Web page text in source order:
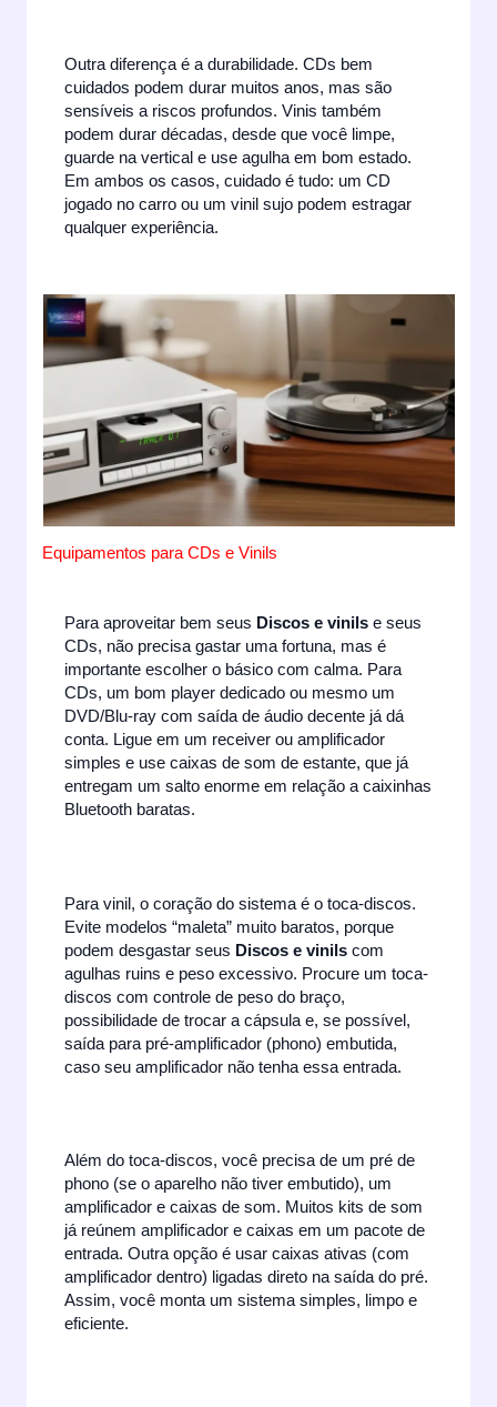
Outra diferença é a durabilidade. CDs bem
cuidados podem durar muitos anos, mas são
sensíveis a riscos profundos. Vinis também
podem durar décadas, desde que você limpe,
guarde na vertical e use agulha em bom estado.
Em ambos os casos, cuidado é tudo: um CD
jogado no carro ou um vinil sujo podem estragar
qualquer experiência.
Equipamentos para CDs e Vinils
Para aproveitar bem seus Discos e vinils e seus
CDs, não precisa gastar uma fortuna, mas é
importante escolher o básico com calma. Para
CDs, um bom player dedicado ou mesmo um
DVD/Blu-ray com saída de áudio decente já dá
conta. Ligue em um receiver ou amplificador
simples e use caixas de som de estante, que já
entregam um salto enorme em relação a caixinhas
Bluetooth baratas.
Para vinil, o coração do sistema é o toca-discos.
Evite modelos “maleta” muito baratos, porque
podem desgastar seus Discos e vinils com
agulhas ruins e peso excessivo. Procure um toca-
discos com controle de peso do braço,
possibilidade de trocar a cápsula e, se possível,
saída para pré-amplificador (phono) embutida,
caso seu amplificador não tenha essa entrada.
Além do toca-discos, você precisa de um pré de
phono (se o aparelho não tiver embutido), um
amplificador e caixas de som. Muitos kits de som
já reúnem amplificador e caixas em um pacote de
entrada. Outra opção é usar caixas ativas (com
amplificador dentro) ligadas direto na saída do pré.
Assim, você monta um sistema simples, limpo e
eficiente.